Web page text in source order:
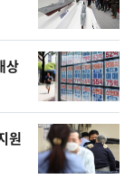
상
원